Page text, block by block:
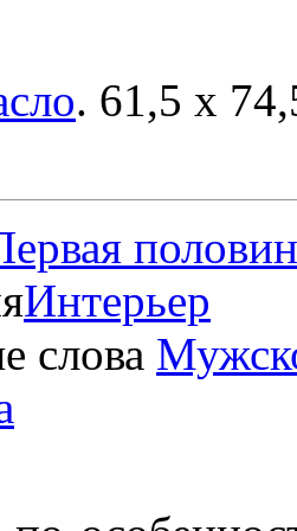
. 61,5 x
Интерьер
слова